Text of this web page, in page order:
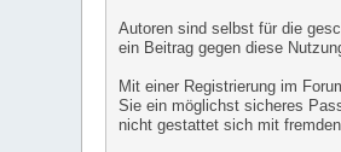
Autoren sind selbst für die
ein Beitrag gegen diese
Mit einer Registrierung im
Sie ein möglichst sicheres
nicht gestattet sich mit